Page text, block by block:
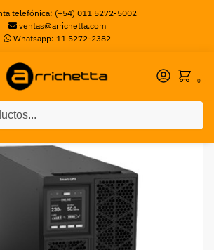
telefónica: (+54) 011 5272-5002
ventas@arrichetta.com
Whatsapp: 11 5272-2382
0
SMART-UPS RT 6KVA 230V